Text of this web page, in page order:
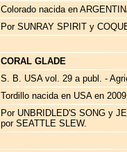
Colorado nacida en
Por SUNRAY SPIRIT y
CORAL GLADE
S. B. USA vol. 29 a publ. -
Tordillo nacida en USA en
Por UNBRIDLED'S SONG y
por SEATTLE SLEW.